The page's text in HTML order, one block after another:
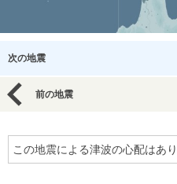
次の地震
前の地震
この地震による津波の心配はあり